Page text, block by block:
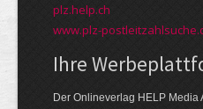
plz.help.ch
www.plz-
Ihre
Der Onlineverlag HELP Media